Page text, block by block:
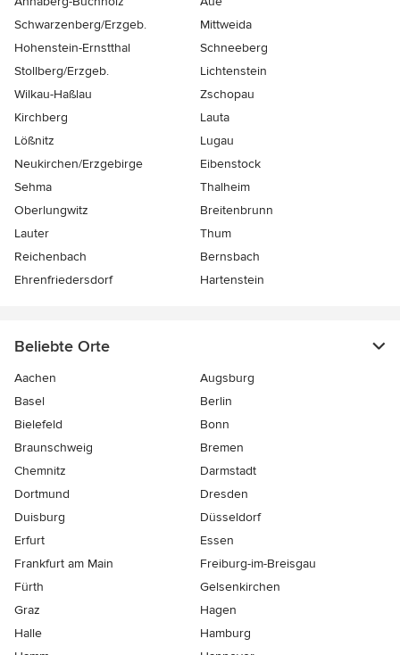
Schwarzenberg/Erzgeb.
Mittweida
Hohenstein-Ernstthal
Schneeberg
Stollberg/Erzgeb.
Lichtenstein
Wilkau-Haßlau
Zschopau
Kirchberg
Lauta
Lößnitz
Lugau
Neukirchen/Erzgebirge
Eibenstock
Sehma
Thalheim
Oberlungwitz
Breitenbrunn
Lauter
Thum
Reichenbach
Bernsbach
Ehrenfriedersdorf
Hartenstein
Beliebte Orte
Aachen
Augsburg
Basel
Berlin
Bielefeld
Bonn
Braunschweig
Bremen
Chemnitz
Darmstadt
Dortmund
Dresden
Duisburg
Düsseldorf
Erfurt
Essen
Frankfurt am Main
Freiburg-im-Breisgau
Fürth
Gelsenkirchen
Graz
Hagen
Halle
Hamburg